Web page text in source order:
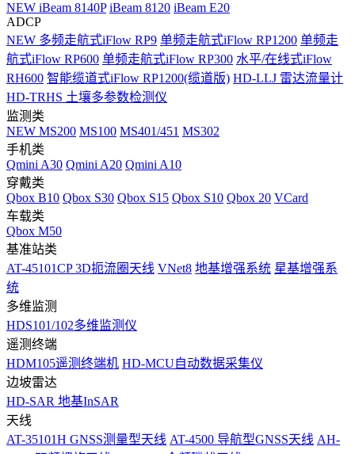
NEW iBeam 8140P iBeam 8120 iBeam E20
ADCP
NEW 多频走航式iFlow RP9 单频走航式iFlow RP1200 单频走
航式iFlow RP600 单频走航式iFlow RP300 水平/在线式iFlow
RH600 智能缆道式iFlow RP1200(缆道版) HD-LLJ 雷达流量计
HD-TRHS 土壤多参数检测仪
监测类
NEW MS200 MS100 MS401/451 MS302
手机类
Qmini A30 Qmini A20 Qmini A10
穿戴类
Qbox B10 Qbox S30 Qbox S15 Qbox S10 Qbox 20 VCard
车载类
Qbox M50
基准站类
AT-45101CP 3D扼流圈天线 VNet8 地基增强系统 星基增强系
统
多维监测
HDS101/102多维监测仪
遥测终端
HDM105遥测终端机 HD-MCU自动数据采集仪
边坡雷达
HD-SAR 地基InSAR
天线
AT-35101H GNSS测量型天线 AT-4500 导航型GNSS天线 AH-